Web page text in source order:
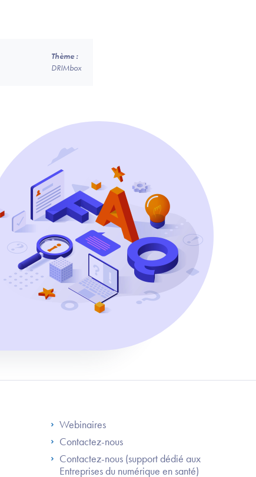
Thème :
DRIMbox
Footer Right ANS
Webinaires
Contactez-nous
Contactez-nous (support dédié aux
Entreprises du numérique en santé)